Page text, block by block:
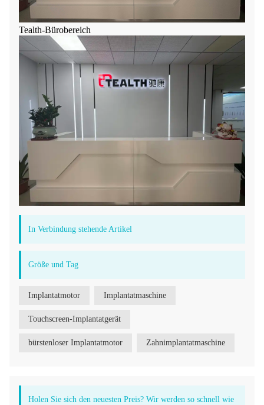
Tealth-Bürobereich
In Verbindung stehende Artikel
Größe und Tag
Implantatmotor Implantatmaschine
Touchscreen-Implantatgerät
bürstenloser Implantatmotor Zahnimplantatmaschine
Holen Sie sich den neuesten Preis? Wir werden so schnell wie